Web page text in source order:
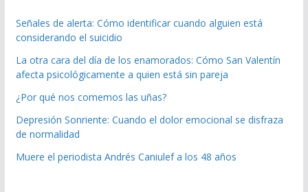
Señales de alerta: Cómo identificar cuando alguien está
considerando el suicidio
La otra cara del día de los enamorados: Cómo San Valentín
afecta psicológicamente a quien está sin pareja
¿Por qué nos comemos las uñas?
Depresión Sonriente: Cuando el dolor emocional se disfraza
de normalidad
Muere el periodista Andrés Caniulef a los 48 años